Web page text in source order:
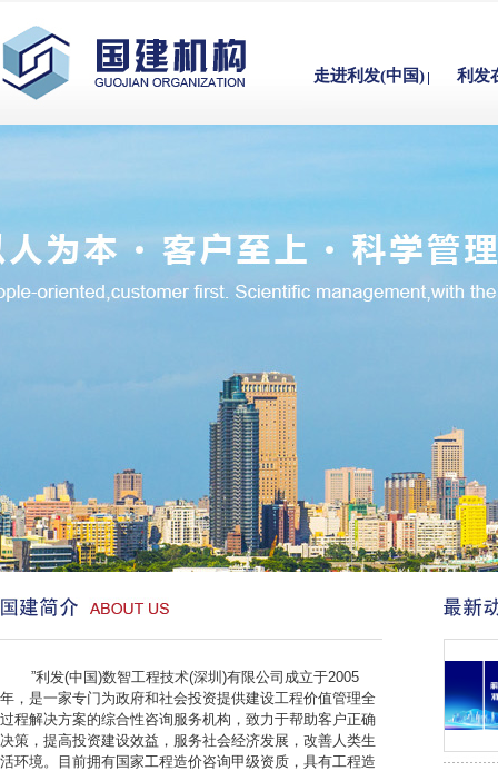
走进利发(中国) 利发
”利发(中国)数智工程技术(深圳)有限公司成立于2005
年，是一家专门为政府和社会投资提供建设工程价值管理全
过程解决方案的综合性咨询服务机构，致力于帮助客户正确
决策，提高投资建设效益，服务社会经济发展，改善人类生
活环境。目前拥有国家工程造价咨询甲级资质，具有工程造